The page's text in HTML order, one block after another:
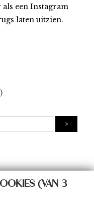
(VAN 3
een Instagram
laten uitzien.